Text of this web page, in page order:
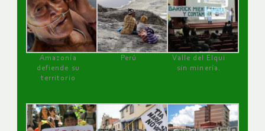
Amazonía
defiende su
territorio
Perú
Valle del Elqui
sin minería.